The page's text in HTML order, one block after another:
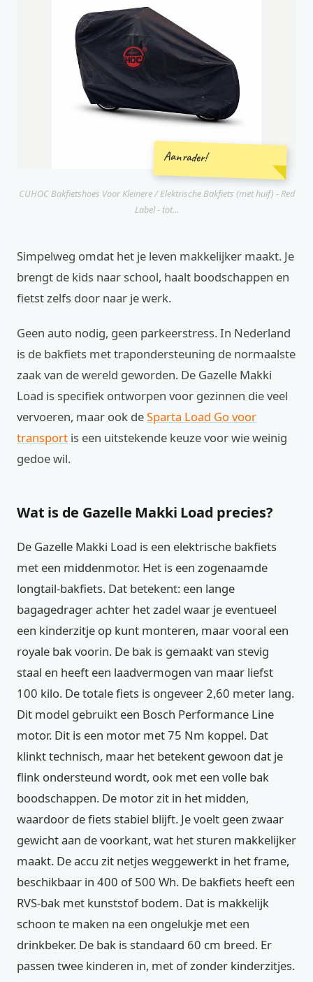
Aanrader!
CUHOC Bakfietshoes Voor Kleinere / Elektrische Bakfiets (met huif) - Red
Label - tot...
Simpelweg omdat het je leven makkelijker maakt. Je
brengt de kids naar school, haalt boodschappen en
fietst zelfs door naar je werk.
Geen auto nodig, geen parkeerstress. In Nederland
is de bakfiets met trapondersteuning de normaalste
zaak van de wereld geworden. De Gazelle Makki
Load is specifiek ontworpen voor gezinnen die veel
vervoeren, maar ook deSparta Load Go voor
transport is een uitstekende keuze voor wie weinig
gedoe wil.
Wat is de Gazelle Makki Load precies?
De Gazelle Makki Load is een elektrische bakfiets
met een middenmotor. Het is een zogenaamde
longtail-bakfiets. Dat betekent: een lange
bagagedrager achter het zadel waar je eventueel
een kinderzitje op kunt monteren, maar vooral een
royale bak voorin. De bak is gemaakt van stevig
staal en heeft een laadvermogen van maar liefst
100 kilo. De totale fiets is ongeveer 2,60 meter lang.
Dit model gebruikt een Bosch Performance Line
motor. Dit is een motor met 75 Nm koppel. Dat
klinkt technisch, maar het betekent gewoon dat je
flink ondersteund wordt, ook met een volle bak
boodschappen. De motor zit in het midden,
waardoor de fiets stabiel blijft. Je voelt geen zwaar
gewicht aan de voorkant, wat het sturen makkelijker
maakt. De accu zit netjes weggewerkt in het frame,
beschikbaar in 400 of 500 Wh. De bakfiets heeft een
RVS-bak met kunststof bodem. Dat is makkelijk
schoon te maken na een ongelukje met een
drinkbeker. De bak is standaard 60 cm breed. Er
passen twee kinderen in, met of zonder kinderzitjes.